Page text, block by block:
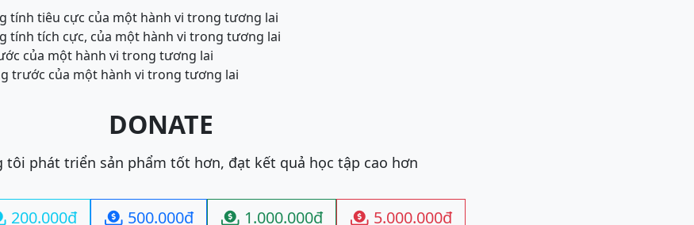
tính tiêu cực của một hành vi trong tương lai
tính tích cực, của một hành vi trong tương lai
của một hành vi trong tương lai
trước của một hành vi trong tương lai
DONATE
tôi phát triển sản phẩm tốt hơn, đạt kết quả học tập cao hơn
200.000đ  500.000đ  1.000.000đ  5.000.000đ